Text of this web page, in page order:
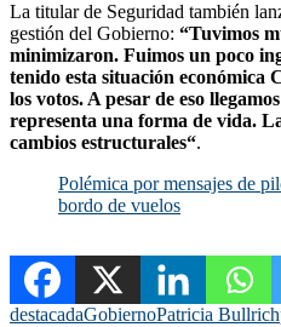
La titular de Seguridad también
gestión del Gobierno: “Tuvimos
minimizaron. Fuimos un poco
tenido esta situación económica
los votos. A pesar de eso
representa una forma de vida.
cambios estructurales“.
Polémica por mensajes de
bordo de vuelos
destacadaGobiernoPatricia Bullrich